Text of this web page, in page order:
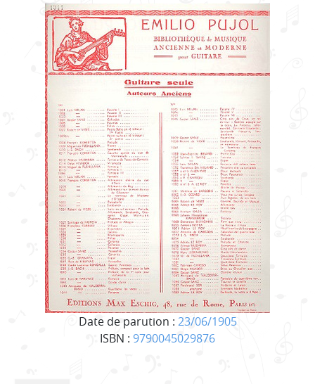
Date de parution : 23/06/1905
ISBN : 9790045029876